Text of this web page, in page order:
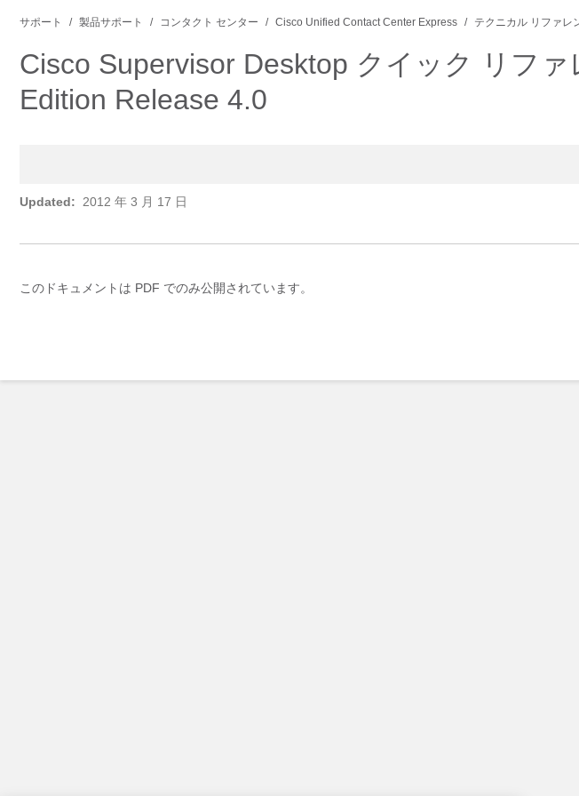
サポート 製品サポート コンタクト センター Cisco Unified Contact Center Express テクニカル リファレ
Cisco Supervisor Desktop クイック リフ
Edition Release 4.0
Updated:
2012 年 3 月 17 日
このドキュメントは PDF でのみ公開されています。